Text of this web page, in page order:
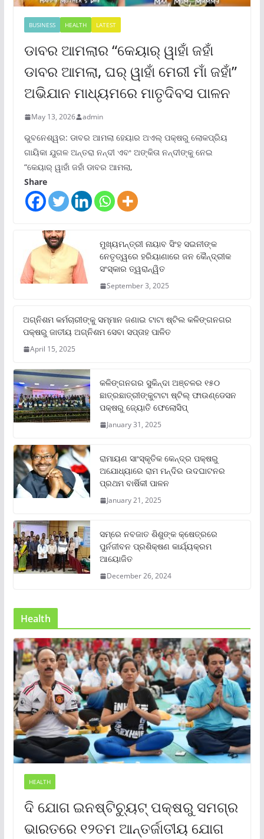
BUSINESS HEALTH LATEST
ଡାବର ଆମଲାର “କେୟାର୍ ୱାହାଁ ଜହାଁ
ଡାବର ଆମଲା, ଘର୍ ୱାହାଁ ମେରୀ ମାଁ ଜହାଁ”
ଅଭିଯାନ ମାଧ୍ୟମରେ ମାତୃଦିବସ ପାଳନ
May 13, 2026 admin
ଭୁବନେଶ୍ୱର: ଡାବର ଆମଲା ହେୟାର ଅଏଲ୍ ପକ୍ଷରୁ ଲୋକପ୍ରିୟ
ଗାୟିକା ଯୁଗଳ ଅନ୍ତରା ନନ୍ଦୀ ଏବଂ ଅଙ୍କିତା ନନ୍ଦୀଙ୍କୁ ନେଇ
“କେୟାର୍ ୱାହାଁ ଜହାଁ ଡାବର ଆମଲା,
Share
ମୁଖ୍ୟମନ୍ତ୍ରୀ ନାୟାବ ସିଂହ ସଇନୀଙ୍କ
ନେତୃତ୍ୱରେ ହରିୟାଣାରେ ଜନ କୈନ୍ଦ୍ରୀକ
ସଂସ୍କାର ତ୍ୱରାନ୍ୱିତ
September 3, 2025
ଅଗ୍ନିଶମ କର୍ମଚାରୀଙ୍କୁ ସମ୍ମାନ ଜଣାଇ ଟାଟା ଷ୍ଟିଲ କଳିଙ୍ଗନଗର
ପକ୍ଷରୁ ଜାତୀୟ ଅଗ୍ନିଶମ ସେବା ସପ୍ତାହ ପାଳିତ
April 15, 2025
କଳିଙ୍ଗନଗର ସୁକିନ୍ଦା ଅଞ୍ଚଳର ୧୫୦
ଛାତ୍ରଛାତ୍ରୀଙ୍କୁଟାଟା ଷ୍ଟିଲ୍ ଫାଉଣ୍ଡେସନ
ପକ୍ଷରୁ ଜ୍ୟୋତି ଫେଲୋସିପ୍‌
January 31, 2025
ରାମାୟଣ ସାଂସ୍କୃତିକ କେନ୍ଦ୍ର ପକ୍ଷରୁ
ଅଯୋଧ୍ୟାରେ ରାମ ମନ୍ଦିର ଉଦଘାଟନର
ପ୍ରଥମ ବାର୍ଷିକୀ ପାଳନ
January 21, 2025
ସମ୍‌ରେ ନବଜାତ ଶିଶୁଙ୍କ କ୍ଷେତ୍ରରେ
ପୁର୍ନଜୀବନ ପ୍ରଶିକ୍ଷଣ କାର୍ଯ୍ୟକ୍ରମ
ଆୟୋଜିତ
December 26, 2024
Health
HEALTH
ଦି ଯୋଗ ଇନଷ୍ଟିଚ୍ୟୁଟ୍ ପକ୍ଷରୁ ସମଗ୍ର
ଭାରତରେ ୧୨ତମ ଆନ୍ତର୍ଜାତୀୟ ଯୋଗ